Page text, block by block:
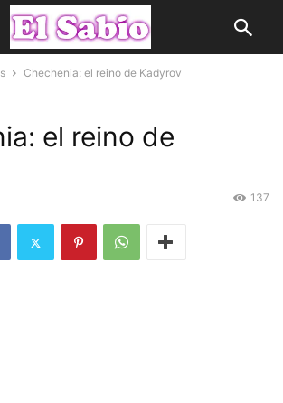
Chechenia: el reino de Kadyrov
el reino de
137